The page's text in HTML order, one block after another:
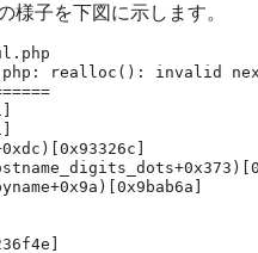
様子を下図に示します。
realloc(): invalid